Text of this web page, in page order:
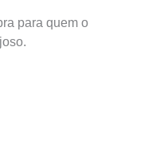
para quem o